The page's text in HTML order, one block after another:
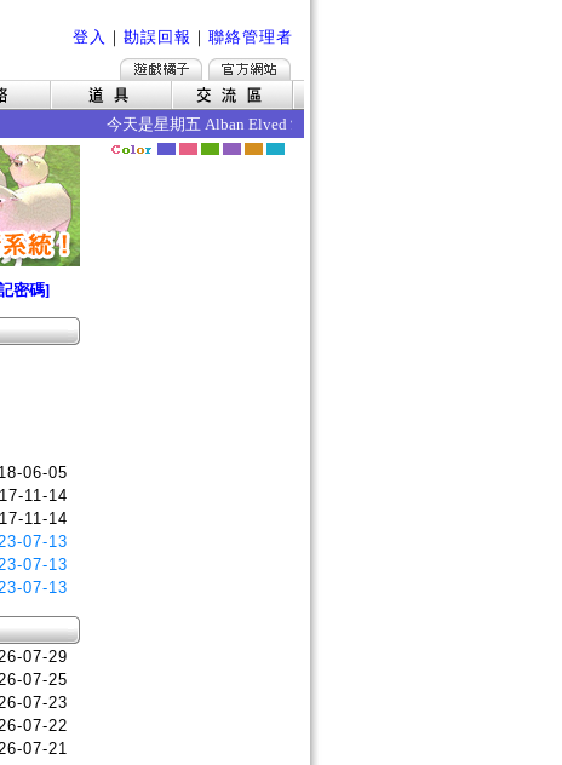
登入 ｜ 勘誤回報 ｜ 聯絡管理者
今天是星期五 Alban Elved 愛爾琳秋收 今日的效果如下 ‧死亡
密碼]
06-05
11-14
11-14
07-13
07-13
07-13
07-29
07-25
07-23
07-22
07-21